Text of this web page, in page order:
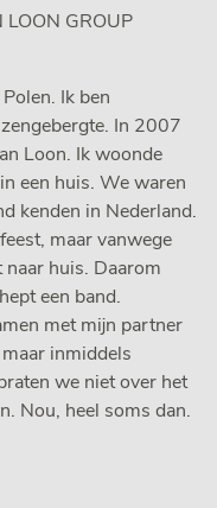
GROUP
Ik ben
In 2007
Loon. Ik woonde
een huis. We waren
kenden in Nederland.
maar vanwege
huis. Daarom
een band.
met mijn partner
inmiddels
we niet over het
Nou, heel soms dan.